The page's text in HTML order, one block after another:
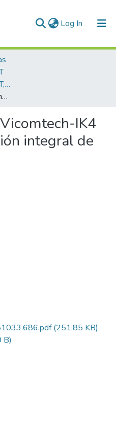
Log In (current)
Revista Universidad EAFIT, Vol. 52, Núm. 169 (2017)
El convenio con Vicomtech-IK4 apoya la formación integral de estudiantes
IK4
integral de
(251.85 KB)